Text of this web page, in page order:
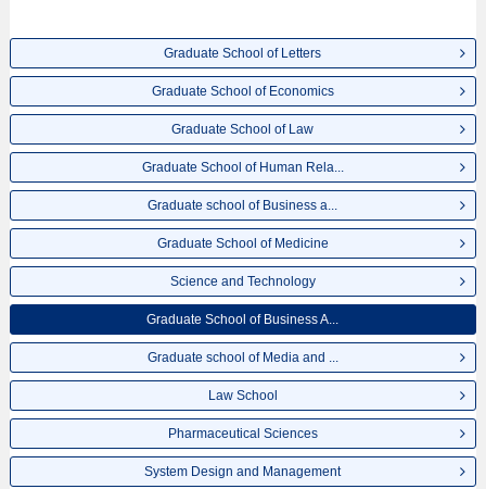
Graduate School of Letters
Graduate School of Economics
Graduate School of Law
Graduate School of Human Rela...
Graduate school of Business a...
Graduate School of Medicine
Science and Technology
Graduate School of Business A...
Graduate school of Media and ...
Law School
Pharmaceutical Sciences
System Design and Management